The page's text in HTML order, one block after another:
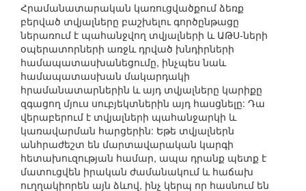
Հրամանատարական կառուցվածքում ձեռք
բերված տվյալները բաշխելու գործընթացը
ներառում է պահանջվող տվյալների և ԱԹՍ-ների
օպերատորների առջև դրված խնդիրների
համապատասխանեցումը, ինչպես նաև
համապատասխան մակարդակի
հրամանատարներին և այդ տվյալները կարիքը
զգացող մյուս սուբյեկտներին այդ հասցնելը: Դա
վերաբերում է տվյալների պահանջարկի և
կառավարման հարցերին: Եթե տվյալներն
անհրաժեշտ են մարտավարական կարգի
հետախուզության համար, ապա դրանք պետք է
մատուցվեն իրական ժամանակում և հաճախ
ուղղակիորեն այն ձևով, ինչ կերպ որ հասնում են